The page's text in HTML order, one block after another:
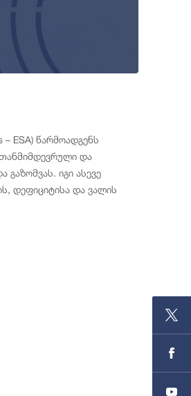
– ESA) წარმოადგენს
და
იგი ასევე
დეფიციტისა და ვალის